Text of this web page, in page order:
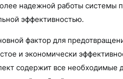
надежной работы системы
эффективностью.
фактор для
и экономически
содержит все необходимые